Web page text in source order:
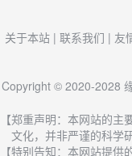
关于本站 | 联系我们 | 友
Copyright © 2020-2028
【郑重声明：本网站的
文化，并非严谨的科学
【特别告知：本网站提